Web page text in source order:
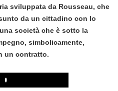
sviluppata da Rousseau, che
da un cittadino con lo
società che è sotto la
simbolicamente,
un contratto.
Play